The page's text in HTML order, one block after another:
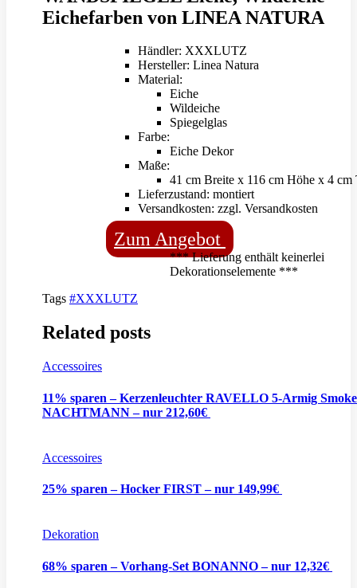
Eichefarben von LINEA NATURA
Händler: XXXLUTZ
Hersteller: Linea Natura
Material:
Eiche
Wildeiche
Spiegelglas
Farbe:
Eiche Dekor
Maße:
41 cm Breite x 116 cm Höhe x 4
Lieferzustand: montiert
Versandkosten: zzgl. Versandkosten
Zum Angebot
*** Lieferung enthält keinerlei
Dekorationselemente ***
Tags #XXXLUTZ
Related posts
Accessoires
11% sparen – Kerzenleuchter RAVELLO 5-Armig
NACHTMANN – nur 212,60€
Accessoires
25% sparen – Hocker FIRST – nur 149,99€
Dekoration
68% sparen – Vorhang-Set BONANNO – nur 12,32€